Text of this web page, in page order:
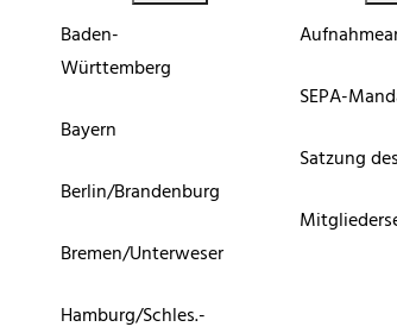
Baden-
Württemberg
Bayern
Berlin/Brandenburg
Bremen/Unterweser
Hamburg/Schles.-
SEPA-
Satzung